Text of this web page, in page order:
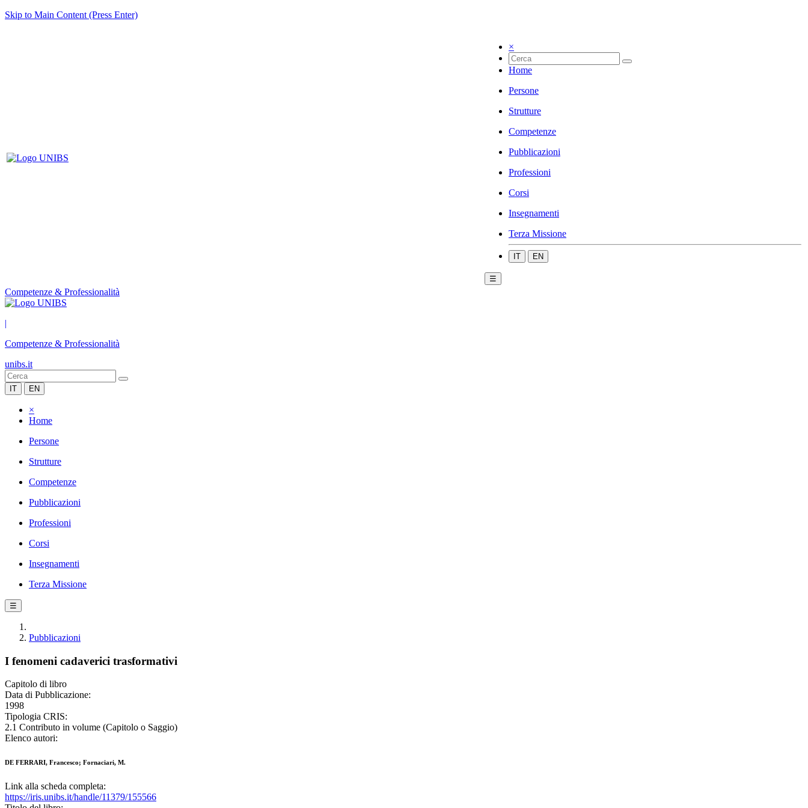
Skip to Main Content (Press Enter)
×
Home
Persone
Strutture
Competenze
Pubblicazioni
Professioni
Corsi
Insegnamenti
Terza Missione
IT EN
☰
Competenze & Professionalità
|
Competenze & Professionalità
unibs.it
IT EN
×
Home
Persone
Strutture
Competenze
Pubblicazioni
Professioni
Corsi
Insegnamenti
Terza Missione
☰
Pubblicazioni
I fenomeni cadaverici trasformativi
Capitolo di libro
Data di Pubblicazione:
1998
Tipologia CRIS:
2.1 Contributo in volume (Capitolo o Saggio)
Elenco autori:
DE FERRARI, Francesco; Fornaciari, M.
Link alla scheda completa:
https://iris.unibs.it/handle/11379/155566